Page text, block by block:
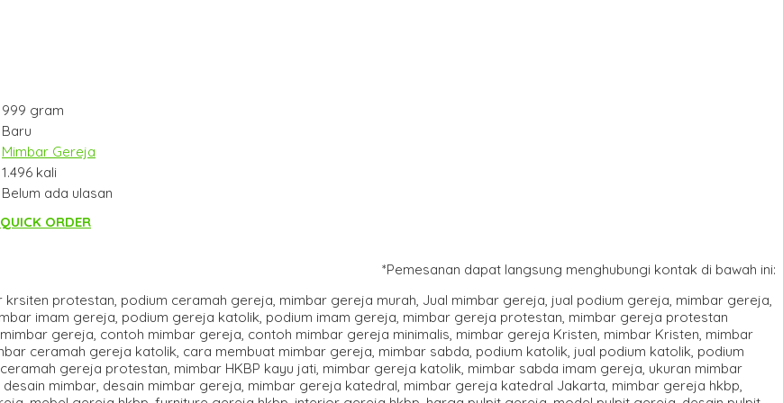
999 gram
Baru
Mimbar Gereja
1.496 kali
Belum ada ulasan
QUICK ORDER
*Pemesanan dapat langsung menghubungi kontak di bawah ini: